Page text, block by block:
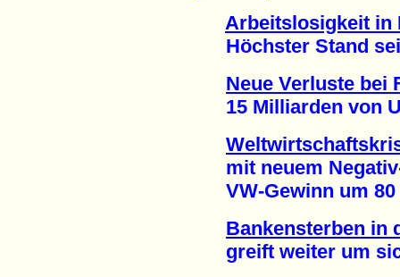
Arbeitslosigkeit in
Höchster Stand
Neue Verluste bei
15 Milliarden von
mit neuem
VW-Gewinn um 80
Bankensterben in
greift weiter um